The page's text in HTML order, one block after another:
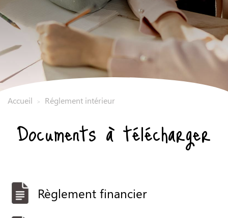
Accueil > Réglement intérieur
Documents à télécharger
Règlement financier